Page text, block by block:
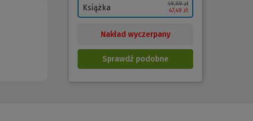
Książka 49,99 zł
47,49 zł
Nakład wyczerpany
Sprawdź podobne